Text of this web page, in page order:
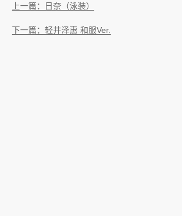
上一篇：日奈（泳装）
下一篇：轻井泽惠 和服Ver.